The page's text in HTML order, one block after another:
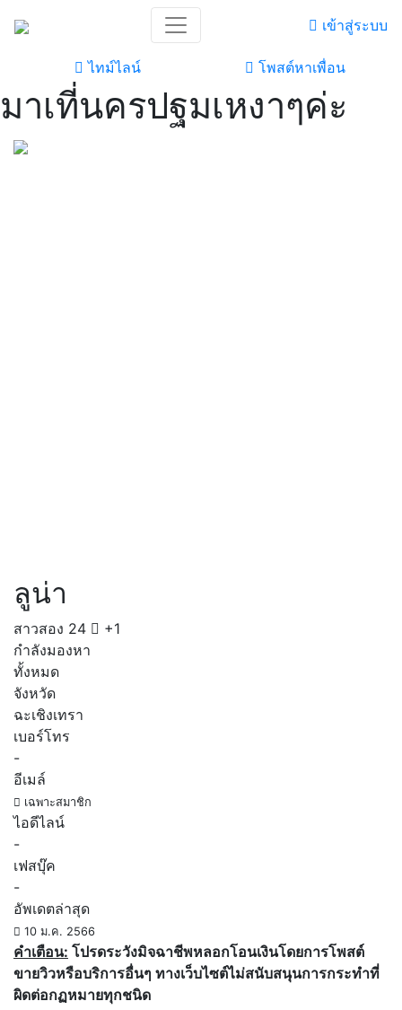
เข้าสู่ระบบ
ไทม์ไลน์ โพสต์หาเพื่อน
มาเที่นครปฐมเหงาๆค่ะ
ลูน่า
สาวสอง 24
+1
กำลังมองหา
ทั้งหมด
จังหวัด
ฉะเชิงเทรา
เบอร์โทร
-
อีเมล์
เฉพาะสมาชิก
ไอดีไลน์
-
เฟสบุ๊ค
-
อัพเดตล่าสุด
10 ม.ค. 2566
คำเตือน: โปรดระวังมิจฉาชีพหลอกโอนเงินโดยการโพสต์
ขายวิวหรือบริการอื่นๆ ทางเว็บไซต์ไม่สนับสนุนการกระทำที่
ผิดต่อกฏหมายทุกชนิด